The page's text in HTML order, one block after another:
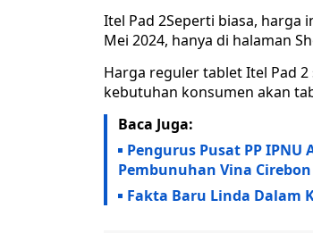
Itel Pad 2Seperti biasa, harga
Mei 2024, hanya di halaman
Harga reguler tablet Itel Pad 2
kebutuhan konsumen akan
Baca Juga:
Pengurus Pusat PP
Pembunuhan Vina Cirebon
Fakta Baru Linda Dalam